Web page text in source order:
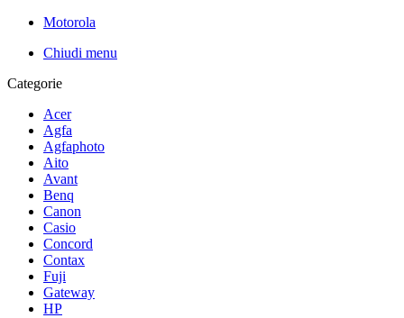
Motorola
Chiudi menu
Categorie
Acer
Agfa
Agfaphoto
Aito
Avant
Benq
Canon
Casio
Concord
Contax
Fuji
Gateway
HP